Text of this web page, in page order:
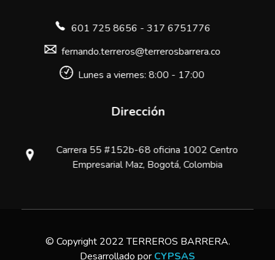
601 725 8656 - 317 6751776
fernando.terreros@terrerosbarrera.co
Lunes a viernes: 8:00 - 17:00
Dirección
Carrera 55 #152b-68 oficina 1002 Centro
Empresarial Maz, Bogotá, Colombia
© Copyright 2022 TERREROS BARRERA.
Desarrollado por CYPSAS